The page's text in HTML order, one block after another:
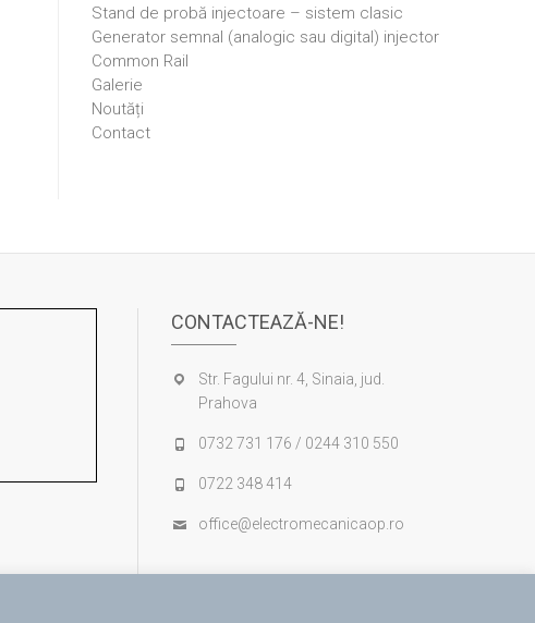
Stand de probă injectoare – sistem clasic
Generator semnal (analogic sau digital) injector
Common Rail
Galerie
Noutăți
Contact
CONTACTEAZĂ-NE!
Str. Fagului nr. 4, Sinaia, jud.
Prahova
0732 731 176 / 0244 310 550
0722 348 414
office@electromecanicaop.ro